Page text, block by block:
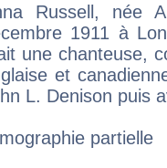
Russell, née
1911 à
une chanteuse,
et
L. Denison puis
partielle